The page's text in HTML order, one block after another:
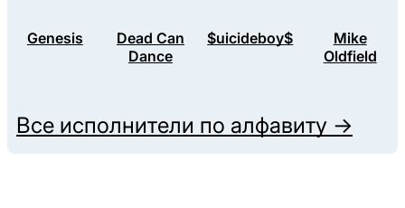
Genesis
Dead Can
Dance
$uicideboy$
Mike
Oldfield
Все исполнители по алфавиту →